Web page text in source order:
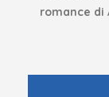
romance di